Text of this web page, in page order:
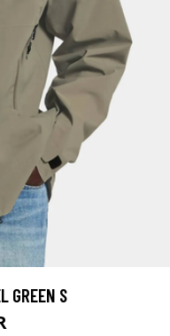
GREEN S